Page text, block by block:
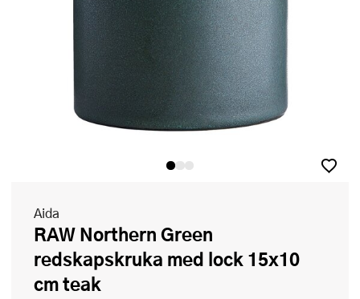
Aida
RAW Northern Green
redskapskruka med lock 15x10
cm teak